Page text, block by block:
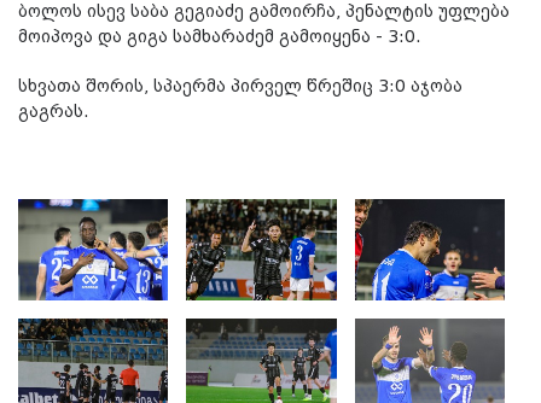
ბოლოს ისევ საბა გეგიაძე გამოირჩა, პენალტის უფლება
მოიპოვა და გიგა სამხარაძემ გამოიყენა - 3:0.
სხვათა შორის, სპაერმა პირველ წრეშიც 3:0 აჯობა
გაგრას.